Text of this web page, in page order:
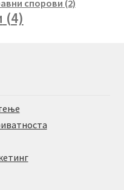
спорови (2)
(4)